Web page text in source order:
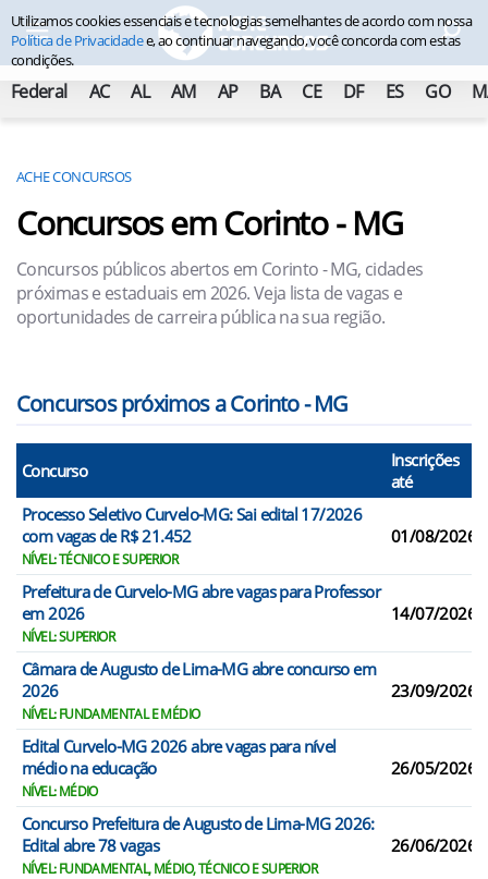
Federal AC AL AM AP BA CE DF ES GO
ACHE CONCURSOS
Concursos em Corinto - MG
Concursos públicos abertos em Corinto - MG, cidades
próximas e estaduais em 2026. Veja lista de vagas e
oportunidades de carreira pública na sua região.
Concursos próximos a Corinto - MG
Concurso
Inscrições
até
Processo Seletivo Curvelo-MG: Sai edital 17/2026
com vagas de R$ 21.452
NÍVEL: TÉCNICO E SUPERIOR
01/08/2026
Prefeitura de Curvelo-MG abre vagas para Professor
em 2026
NÍVEL: SUPERIOR
14/07/2026
Câmara de Augusto de Lima-MG abre concurso em
2026
NÍVEL: FUNDAMENTAL E MÉDIO
23/09/2026
Edital Curvelo-MG 2026 abre vagas para nível
médio na educação
NÍVEL: MÉDIO
26/05/2026
Concurso Prefeitura de Augusto de Lima-MG 2026:
Edital abre 78 vagas
NÍVEL: FUNDAMENTAL, MÉDIO, TÉCNICO E SUPERIOR
26/06/2026
Utilizamos cookies essenciais e tecnologias semelhantes de acordo com nossa
Política de Privacidadee, ao continuar navegando, você concorda com estas
condições.